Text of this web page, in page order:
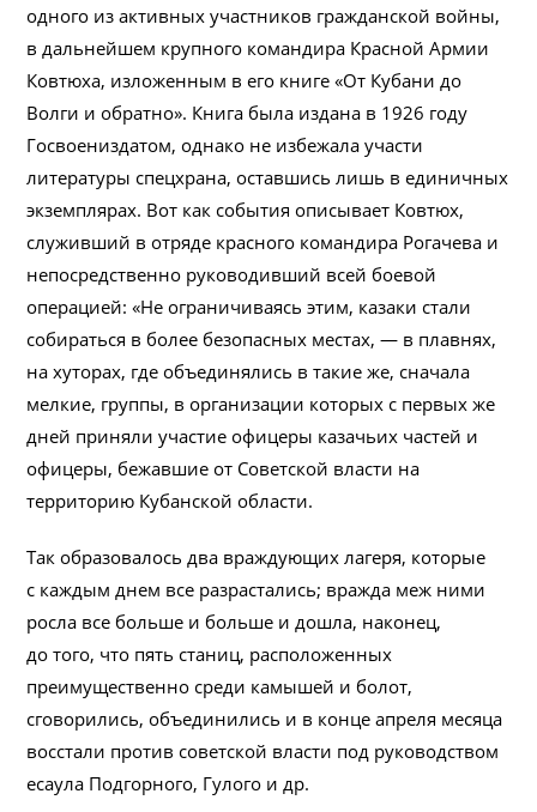
одного из активных участников гражданской войны,
в дальнейшем крупного командира Красной Армии
Ковтюха, изложенным в его книге «От Кубани до
Волги и обратно». Книга была издана в 1926 году
Госвоениздатом, однако не избежала участи
литературы спецхрана, оставшись лишь в единичных
экземплярах. Вот как события описывает Ковтюх,
служивший в отряде красного командира Рогачева и
непосредственно руководивший всей боевой
операцией: «Не ограничиваясь этим, казаки стали
собираться в более безопасных местах, — в плавнях,
на хуторах, где объединялись в такие же, сначала
мелкие, группы, в организации которых с первых же
дней приняли участие офицеры казачьих частей и
офицеры, бежавшие от Советской власти на
территорию Кубанской области.
Так образовалось два враждующих лагеря, которые
с каждым днем все разрастались; вражда меж ними
росла все больше и больше и дошла, наконец,
до того, что пять станиц, расположенных
преимущественно среди камышей и болот,
сговорились, объединились и в конце апреля месяца
восстали против советской власти под руководством
есаула Подгорного, Гулого и др.